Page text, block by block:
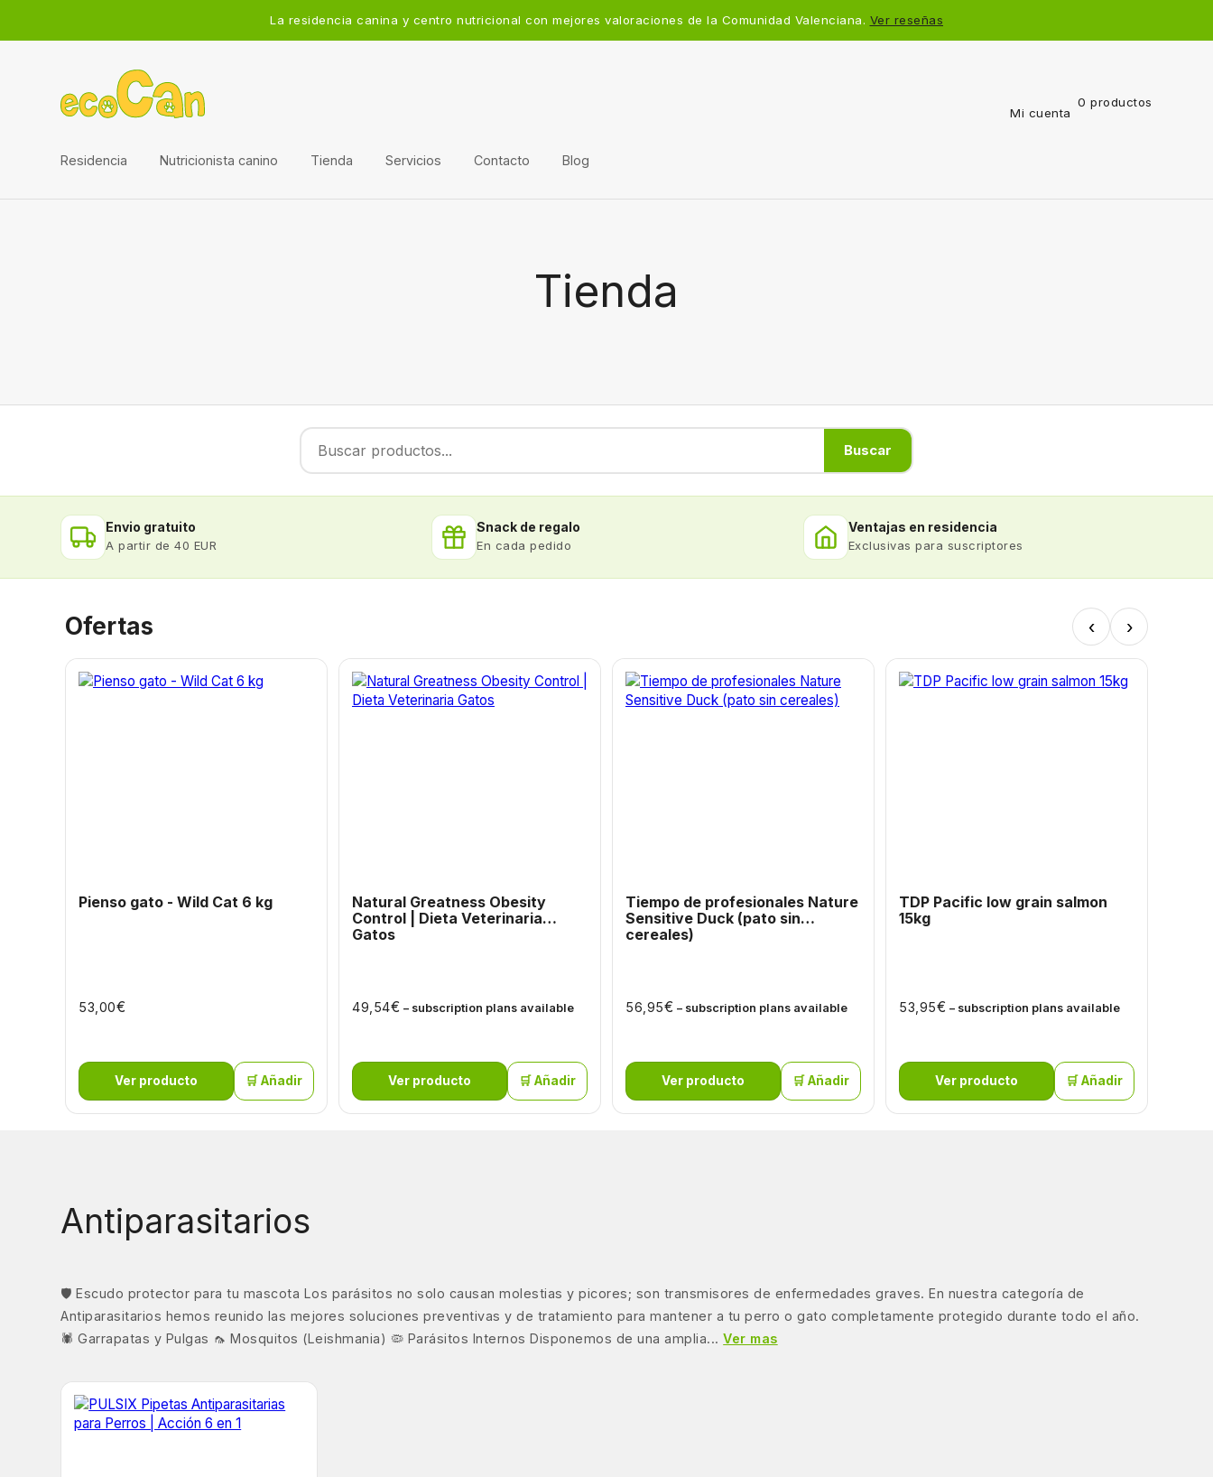
La residencia canina y centro nutricional con mejores valoraciones de la Comunidad Valenciana. Ver reseñas
Mi cuenta
0 productos
Residencia Nutricionista canino Tienda Servicios Contacto Blog
Tienda
Buscar
Envio gratuito
A partir de 40 EUR
Snack de regalo
En cada pedido
Ventajas en residencia
Exclusivas para suscriptores
Ofertas ‹ ›
Pienso gato - Wild Cat 6 kg
53,00€
Ver producto 🛒 Añadir
Natural Greatness Obesity
Control | Dieta Veterinaria
Gatos
49,54€ – subscription plans available
Ver producto 🛒 Añadir
Tiempo de profesionales Nature
Sensitive Duck (pato sin
cereales)
56,95€ – subscription plans available
Ver producto 🛒 Añadir
TDP Pacific low grain salmon
15kg
53,95€ – subscription plans available
Ver producto 🛒 Añadir
Antiparasitarios
🛡️ Escudo protector para tu mascota Los parásitos no solo causan molestias y picores; son transmisores de enfermedades graves. En nuestra categoría de
Antiparasitarios hemos reunido las mejores soluciones preventivas y de tratamiento para mantener a tu perro o gato completamente protegido durante todo el año.
🕷️ Garrapatas y Pulgas 🦟 Mosquitos (Leishmania) 🦠 Parásitos Internos Disponemos de una amplia...Ver mas